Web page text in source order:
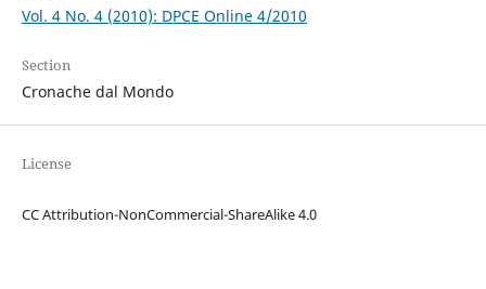
Vol. 4 No. 4 (2010): DPCE Online 4/2010
Section
Cronache dal Mondo
License
CC Attribution-NonCommercial-ShareAlike 4.0